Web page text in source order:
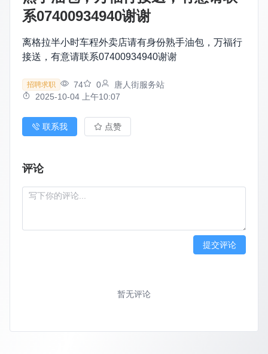
系07400934940谢谢
离格拉半小时车程外卖店请有身份熟手油包，万福行
接送，有意请联系07400934940谢谢
招聘求职 74 0
唐人街服务站
2025-10-04 上午10:07
联系我 点赞
评论
提交评论
暂无评论